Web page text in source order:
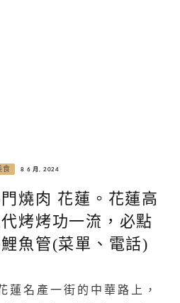
食 8 6 月, 2024
門燒肉 花蓮。花蓮高
烤烤功一流，必點
魚管(菜單、電話)
蓮名產一街的中華路上，